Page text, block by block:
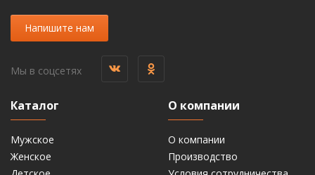
Напишите нам
Мы в соцсетях
Каталог
Мужское
Женское
О компании
О компании
Производство